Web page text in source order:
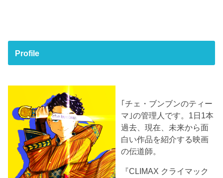
Profile
｢チェ・ブンブンのティー
マ｣の管理人です。1日1本
過去、現在、未来から面
白い作品を紹介する映画
の伝道師。
『CLIMAX クライマック